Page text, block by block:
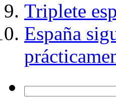
Triplete
España